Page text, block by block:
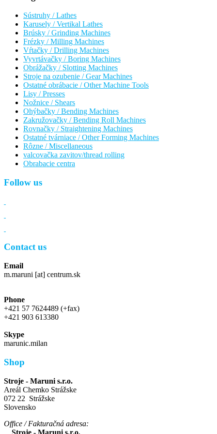
Sústruhy / Lathes
Karusely / Vertikal Lathes
Brúsky / Grinding Machines
Frézky / Milling Machines
Vŕtačky / Drilling Machines
Vyvrtávačky / Boring Machines
Obrážačky / Slotting Machines
Stroje na ozubenie / Gear Machines
Ostatné obrábacie / Other Machine Tools
Lisy / Presses
Nožnice / Shears
Ohýbačky / Bending Machines
Zakružovačky / Bending Roll Machines
Rovnačky / Straightening Machines
Ostatné tvárniace / Other Forming Machines
Rôzne / Miscellaneous
valcovačka zavitov/thread rolling
Obrabacie centra
Follow us
Contact us
Email
m.maruni [at] centrum.sk
Phone
+421 57 7624489 (+fax)
+421 903 613380
Skype
marunic.milan
Shop
Stroje - Maruni s.r.o.
Areál Chemko Strážske
072 22 Strážske
Slovensko
Office / Fakturačná adresa:
Stroje - Maruni s.r.o.